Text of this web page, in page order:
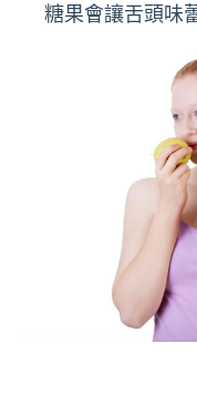
糖果會讓舌頭味